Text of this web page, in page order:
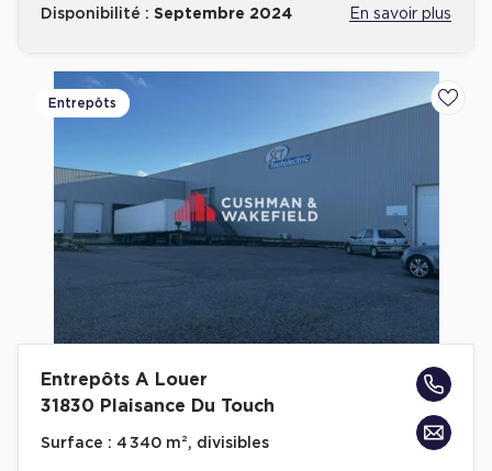
Disponibilité : Septembre 2024 En savoir plus
Entrepôts
Entrepôts A Louer
31830 Plaisance Du Touch
Surface : 4 340 m², divisibles